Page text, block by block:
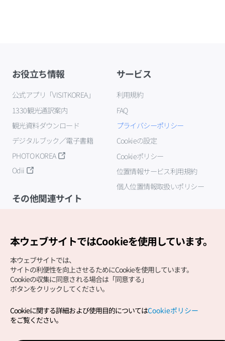
お役立ち情報
公式アプリ「VISITKOREA」
1330観光通訳案内
観光資料ダウンロード
デジタルブック／電子書籍
PHOTO KOREA
Odii
サービス
利用規約
FAQ
プライバシーポリシー
Cookieの設定
Cookieポリシー
位置情報サービス利用規約
個人位置情報取扱いポリシー
その他関連サイト
Copyright (c) Korea Tourism Organization All Rights
サイトエラー報告公式メール
本ウェブサイトではCookieを使用しています。
本ウェブサイトでは、
サイトの利便性を向上させるためにCookieを使用しています。
Cookieの収集に同意される場合は「同意する」
ボタンをクリックしてください。
Cookieに関する詳細および使用目的についてはCookieポリシー
をご覧ください。